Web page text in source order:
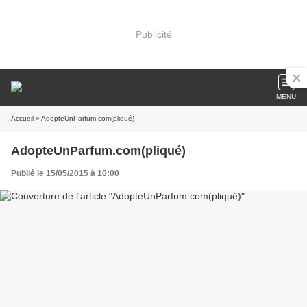
Publicité
MENU
Accueil » AdopteUnParfum.com(pliqué)
AdopteUnParfum.com(pliqué)
Publié le 15/05/2015 à 10:00